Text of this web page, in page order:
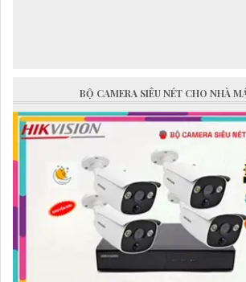
BỘ CAMERA SIÊU NÉT CHO NHÀ